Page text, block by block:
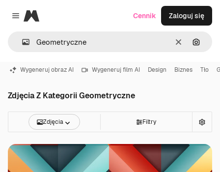
Close menu
Magnific
WyczyśćSzukaj
Cennik Zaloguj się
Wygeneruj obraz AI Wygeneruj film AI Design Biznes Tło
Zdjęcia Z Kategorii Geometryczne
Zdjęcia Filtry